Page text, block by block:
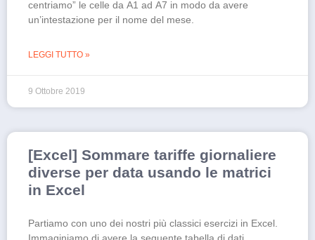
centriamo” le celle da A1 ad A7 in modo da avere
un’intestazione per il nome del mese.
LEGGI TUTTO »
9 Ottobre 2019
[Excel] Sommare tariffe giornaliere
diverse per data usando le matrici
in Excel
Partiamo con uno dei nostri più classici esercizi in Excel.